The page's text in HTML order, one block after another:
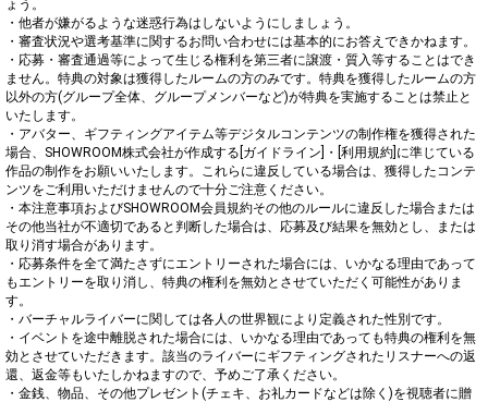
ょう。
・他者が嫌がるような迷惑行為はしないようにしましょう。
・審査状況や選考基準に関するお問い合わせには基本的にお答えできかねます。
・応募・審査通過等によって生じる権利を第三者に譲渡・質入等することはでき
ません。特典の対象は獲得したルームの方のみです。特典を獲得したルームの方
以外の方(グループ全体、グループメンバーなど)が特典を実施することは禁止と
いたします。
・アバター、ギフティングアイテム等デジタルコンテンツの制作権を獲得された
場合、SHOWROOM株式会社が作成する[ガイドライン]・[利用規約]に準じている
作品の制作をお願いいたします。これらに違反している場合は、獲得したコンテ
ンツをご利用いただけませんので十分ご注意ください。
・本注意事項およびSHOWROOM会員規約その他のルールに違反した場合または
その他当社が不適切であると判断した場合は、応募及び結果を無効とし、または
取り消す場合があります。
・応募条件を全て満たさずにエントリーされた場合には、いかなる理由であって
もエントリーを取り消し、特典の権利を無効とさせていただく可能性がありま
す。
・バーチャルライバーに関しては各人の世界観により定義された性別です。
・イベントを途中離脱された場合には、いかなる理由であっても特典の権利を無
効とさせていただきます。該当のライバーにギフティングされたリスナーへの返
還、返金等もいたしかねますので、予めご了承ください。
・金銭、物品、その他プレゼント(チェキ、お礼カードなどは除く)を視聴者に贈